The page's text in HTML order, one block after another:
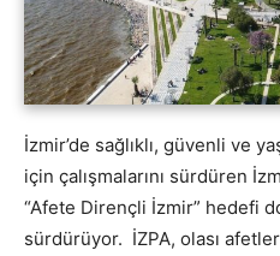
İzmir’de sağlıklı, güvenli ve
için çalışmalarını sürdüren
“Afete Dirençli İzmir” hedefi
sürdürüyor. İZPA, olası